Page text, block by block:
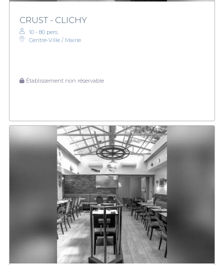
CRUST - CLICHY
10 - 80 pers.
Centre-Ville / Mairie
Établissement non réservable